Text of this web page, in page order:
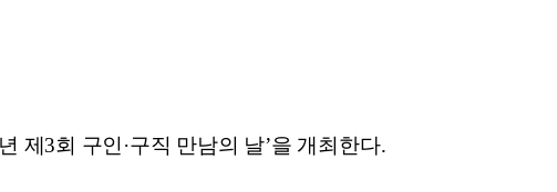
제3회 구인·구직 만남의 날’을 개최한다.